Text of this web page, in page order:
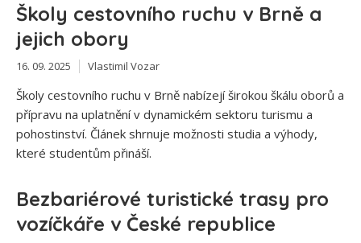
Školy cestovního ruchu v Brně a
jejich obory
16. 09. 2025 Vlastimil Vozar
Školy cestovního ruchu v Brně nabízejí širokou škálu oborů a
přípravu na uplatnění v dynamickém sektoru turismu a
pohostinství. Článek shrnuje možnosti studia a výhody,
které studentům přináší.
Bezbariérové turistické trasy pro
vozíčkáře v České republice